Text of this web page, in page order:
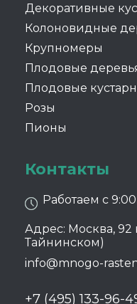
Декоративные
Колоновидные
Крупномеры
Плодовые
Плодовые
Розы
Пионы
Контакты
Работаем с
Адрес: Москва,
Тайнинском)
info@mnogo-
+7 (495) 133-96-